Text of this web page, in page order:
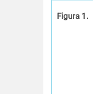
Figura 1.